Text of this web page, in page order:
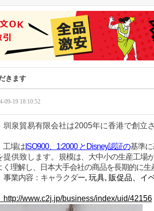
きます
09-19 18:10:52
圳泉貿易有限会社は2005年に香港で創立さ
工場はISO900、1:2000 とDisney認証の基準に
提供致します。 規模は、大中小の生産工場
く理解し、日本大手会社の商品を長期的に生
事業内容：キャラクダー, 玩具, 販促品、イ
http://www.c2j.jp/business/index/uid/42156